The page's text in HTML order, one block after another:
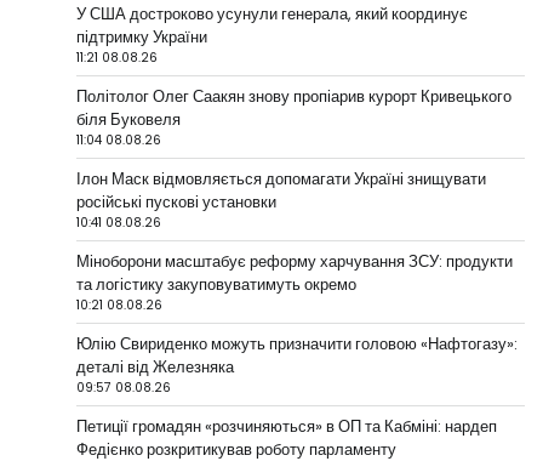
У США достроково усунули генерала, який координує
підтримку України
11:21 08.08.26
Політолог Олег Саакян знову пропіарив курорт Кривецького
біля Буковеля
11:04 08.08.26
Ілон Маск відмовляється допомагати Україні знищувати
російські пускові установки
10:41 08.08.26
Міноборони масштабує реформу харчування ЗСУ: продукти
та логістику закуповуватимуть окремо
10:21 08.08.26
Юлію Свириденко можуть призначити головою «Нафтогазу»:
деталі від Железняка
09:57 08.08.26
Петиції громадян «розчиняються» в ОП та Кабміні: нардеп
Федієнко розкритикував роботу парламенту